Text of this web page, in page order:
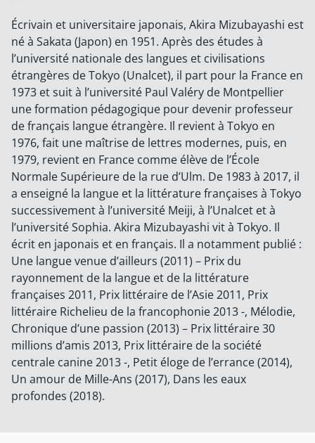
Écrivain et universitaire japonais, Akira Mizubayashi est
né à Sakata (Japon) en 1951. Après des études à
l’université nationale des langues et civilisations
étrangères de Tokyo (Unalcet), il part pour la France en
1973 et suit à l’université Paul Valéry de Montpellier
une formation pédagogique pour devenir professeur
de français langue étrangère. Il revient à Tokyo en
1976, fait une maîtrise de lettres modernes, puis, en
1979, revient en France comme élève de l’École
Normale Supérieure de la rue d’Ulm. De 1983 à 2017, il
a enseigné la langue et la littérature françaises à Tokyo
successivement à l’université Meiji, à l’Unalcet et à
l’université Sophia. Akira Mizubayashi vit à Tokyo. Il
écrit en japonais et en français. Il a notamment publié :
Une langue venue d’ailleurs (2011) – Prix du
rayonnement de la langue et de la littérature
françaises 2011, Prix littéraire de l’Asie 2011, Prix
littéraire Richelieu de la francophonie 2013 -, Mélodie,
Chronique d’une passion (2013) – Prix littéraire 30
millions d’amis 2013, Prix littéraire de la société
centrale canine 2013 -, Petit éloge de l’errance (2014),
Un amour de Mille-Ans (2017), Dans les eaux
profondes (2018).